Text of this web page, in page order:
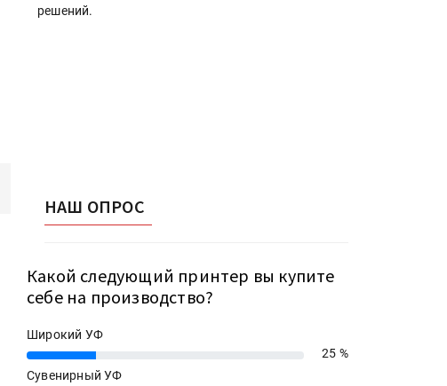
решений.
НАШ ОПРОС
Какой следующий принтер вы купите
себе на производство?
Широкий УФ
25%
25 %
Сувенирный УФ